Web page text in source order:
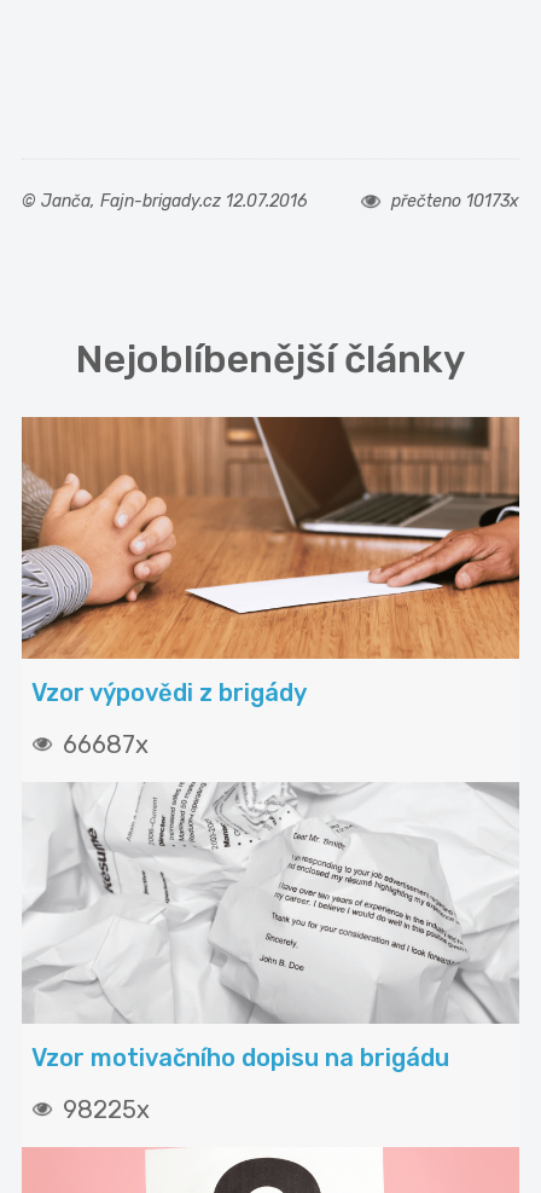
© Janča, Fajn-brigady.cz 12.07.2016 přečteno 10173x
Nejoblíbenější články
Vzor výpovědi z brigády
66687x
Vzor motivačního dopisu na brigádu
98225x